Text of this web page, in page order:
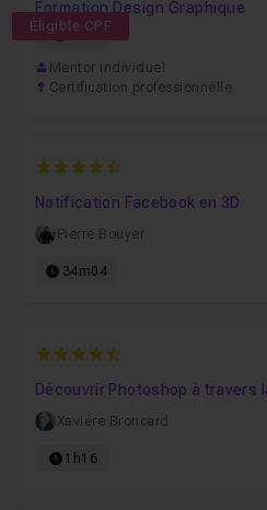
Éligible CPF
Formation Design Graphique
52h
Mentor individuel
Certification professionnelle
4.8888888888889
Notification Facebook en 3D
Pierre Bouyer
34m04
4.7142857142857
Découvrir Photoshop à travers
Xavière Broncard
1h16